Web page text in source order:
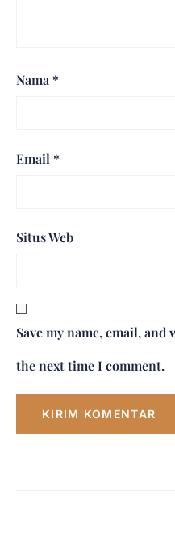
Nama *
Email *
Situs Web
Save my name, email,
the next time I comment.